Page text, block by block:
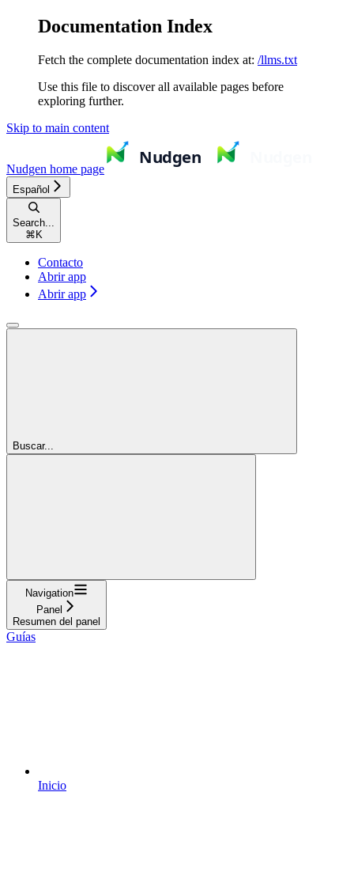
Documentation Index
Fetch the complete documentation index at: /llms.txt
Use this file to discover all available pages before
exploring further.
Skip to main content
Nudgen home page
Español
Search...
⌘ K
Contacto
Abrir app
Abrir app
Buscar...
Navigation
Panel
Resumen del panel
Guías
Inicio